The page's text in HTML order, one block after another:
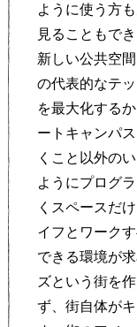
ように使う方
見ることもで
新しい公共空
の代表的なテ
を最大化する
ートキャンパ
くこと以外の
ようにプログ
くスペースだ
イフとワーク
できる環境が
ズという街を
ず、街自体が